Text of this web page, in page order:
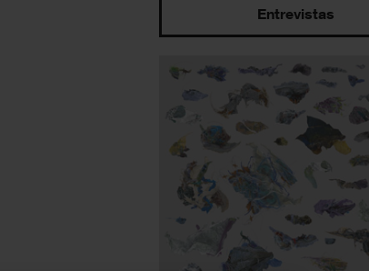
Entrevistas